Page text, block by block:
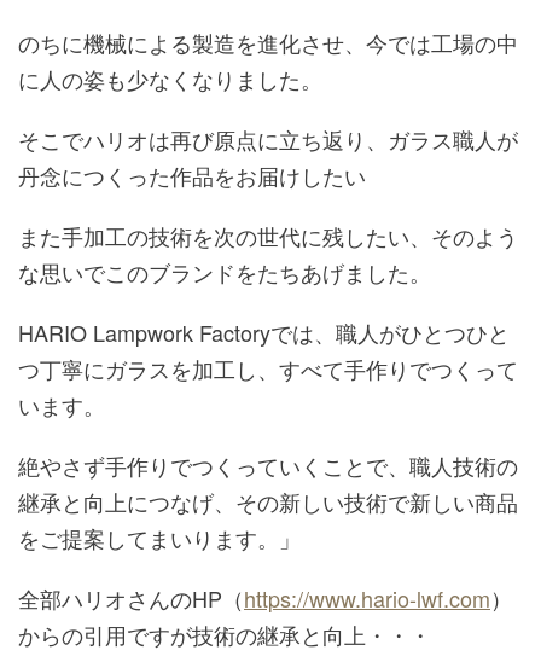
のちに機械による製造を進化させ、今では工場の中
に人の姿も少なくなりました。
そこでハリオは再び原点に立ち返り、ガラス職人が
丹念につくった作品をお届けしたい
また手加工の技術を次の世代に残したい、そのよう
な思いでこのブランドをたちあげました。
HARIO Lampwork Factoryでは、職人がひとつひと
つ丁寧にガラスを加工し、すべて手作りでつくって
います。
絶やさず手作りでつくっていくことで、職人技術の
継承と向上につなげ、その新しい技術で新しい商品
をご提案してまいります。」
全部ハリオさんのHP（https://www.hario-lwf.com）
からの引用ですが技術の継承と向上・・・